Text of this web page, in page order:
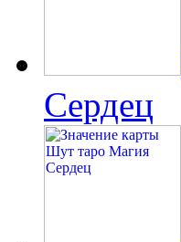
Сердец